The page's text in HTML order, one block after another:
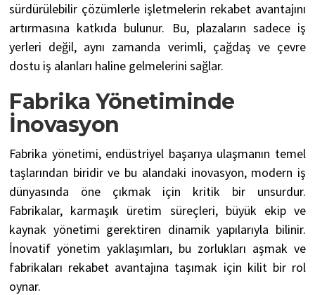
sürdürülebilir çözümlerle işletmelerin rekabet avantajını
artırmasına katkıda bulunur. Bu, plazaların sadece iş
yerleri değil, aynı zamanda verimli, çağdaş ve çevre
dostu iş alanları haline gelmelerini sağlar.
Fabrika Yönetiminde
İnovasyon
Fabrika yönetimi, endüstriyel başarıya ulaşmanın temel
taşlarından biridir ve bu alandaki inovasyon, modern iş
dünyasında öne çıkmak için kritik bir unsurdur.
Fabrikalar, karmaşık üretim süreçleri, büyük ekip ve
kaynak yönetimi gerektiren dinamik yapılarıyla bilinir.
İnovatif yönetim yaklaşımları, bu zorlukları aşmak ve
fabrikaları rekabet avantajına taşımak için kilit bir rol
oynar.